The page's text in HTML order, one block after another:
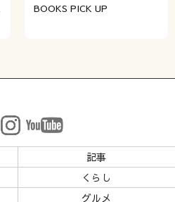
BOOKS PICK UP
記事
くらし
グルメ